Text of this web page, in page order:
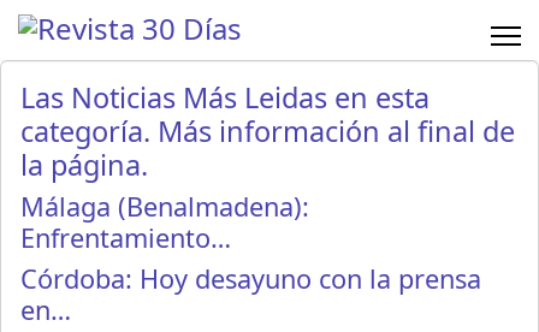
Las Noticias Más Leidas en esta
categoría. Más información al final de
la página.
Málaga (Benalmadena):
Enfrentamiento…
Córdoba: Hoy desayuno con la prensa
en…